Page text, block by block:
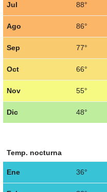
Jul 88°
Ago 86°
Sep 77°
Oct 66°
Nov 55°
Dic 48°
Temp. nocturna
Ene 36°